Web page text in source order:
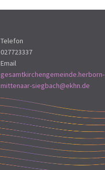
Telefon
027723337
Email
gesamtkirchengemeinde.herborn-
mittenaar-siegbach@ekhn.de